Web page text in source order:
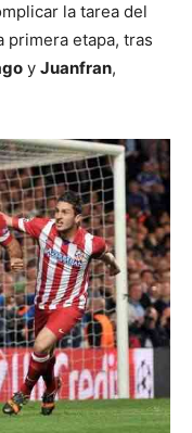
la tarea del
primera etapa, tras
y Juanfran,